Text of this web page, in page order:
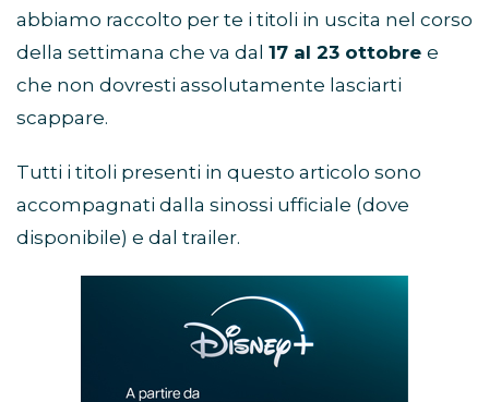
abbiamo raccolto per te i titoli in uscita nel corso
della settimana che va dal 17 al 23 ottobre e
che non dovresti assolutamente lasciarti
scappare.
Tutti i titoli presenti in questo articolo sono
accompagnati dalla sinossi ufficiale (dove
disponibile) e dal trailer.
promozione